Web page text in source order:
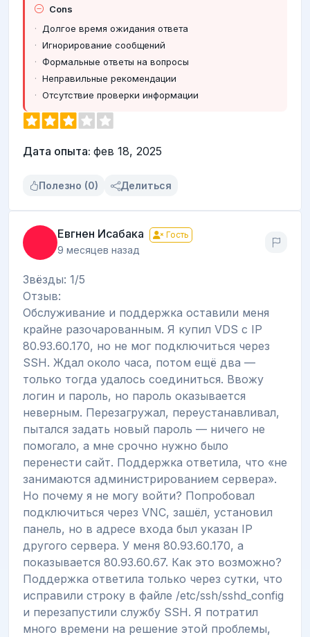
Cons
Долгое время ожидания ответа
Игнорирование сообщений
Формальные ответы на вопросы
Неправильные рекомендации
Отсутствие проверки информации
Дата опыта: фев 18, 2025
Полезно (0) Делиться
Евгнен Исабака Гость
9 месяцев назад
Звёзды: 1/5
Отзыв:
Обслуживание и поддержка оставили меня
крайне разочарованным. Я купил VDS с IP
80.93.60.170, но не мог подключиться через
SSH. Ждал около часа, потом ещё два —
только тогда удалось соединиться. Ввожу
логин и пароль, но пароль оказывается
неверным. Перезагружал, переустанавливал,
пытался задать новый пароль — ничего не
помогало, а мне срочно нужно было
перенести сайт. Поддержка ответила, что «не
занимаются администрированием сервера».
Но почему я не могу войти? Попробовал
подключиться через VNC, зашёл, установил
панель, но в адресе входа был указан IP
другого сервера. У меня 80.93.60.170, а
показывается 80.93.60.67. Как это возможно?
Поддержка ответила только через сутки, что
исправили строку в файле /etc/ssh/sshd_config
и перезапустили службу SSH. Я потратил
много времени на решение этой проблемы,